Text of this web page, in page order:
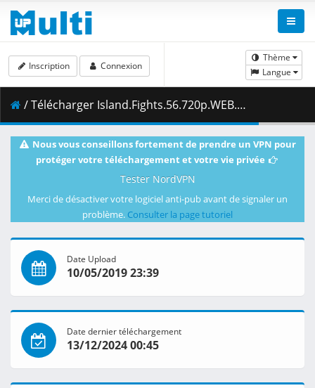
Thème
Langue
Inscription Connexion
/ Télécharger Island.Fights.56.720p.WEB.h264-ADMIT.mkv ( 3.05 GB )
Nous vous conseillons fortement de prendre un VPN pour
protéger votre téléchargement et votre vie privée
Tester NordVPN
Merci de désactiver votre logiciel anti-pub avant de signaler un
problème. Consulter la page tutoriel
Date Upload
10/05/2019 23:39
Date dernier téléchargement
13/12/2024 00:45